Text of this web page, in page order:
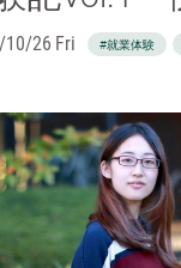
10/26 Fri #就業体験